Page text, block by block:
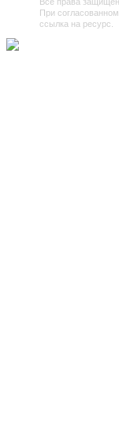
При
ссылка на ресурс.